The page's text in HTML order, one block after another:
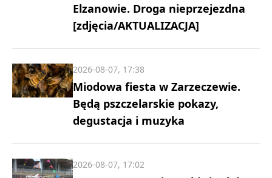
Elzanowie. Droga nieprzejezdna
[zdjęcia/AKTUALIZACJA]
Miodowa fiesta w Zarzeczewie.
Będą pszczelarskie pokazy,
degustacja i muzyka
2026-08-07, 17:38
2026-08-07, 17:02